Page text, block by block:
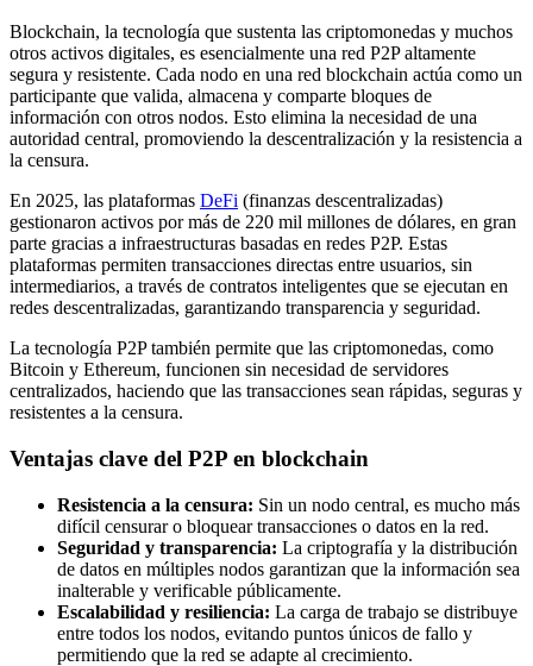
Blockchain, la tecnología que sustenta las criptomonedas y muchos
otros activos digitales, es esencialmente una red P2P altamente
segura y resistente. Cada nodo en una red blockchain actúa como un
participante que valida, almacena y comparte bloques de
información con otros nodos. Esto elimina la necesidad de una
autoridad central, promoviendo la descentralización y la resistencia a
la censura.
En 2025, las plataformas DeFi (finanzas descentralizadas)
gestionaron activos por más de 220 mil millones de dólares, en gran
parte gracias a infraestructuras basadas en redes P2P. Estas
plataformas permiten transacciones directas entre usuarios, sin
intermediarios, a través de contratos inteligentes que se ejecutan en
redes descentralizadas, garantizando transparencia y seguridad.
La tecnología P2P también permite que las criptomonedas, como
Bitcoin y Ethereum, funcionen sin necesidad de servidores
centralizados, haciendo que las transacciones sean rápidas, seguras y
resistentes a la censura.
Ventajas clave del P2P en blockchain
Resistencia a la censura: Sin un nodo central, es mucho más
difícil censurar o bloquear transacciones o datos en la red.
Seguridad y transparencia: La criptografía y la distribución
de datos en múltiples nodos garantizan que la información sea
inalterable y verificable públicamente.
Escalabilidad y resiliencia: La carga de trabajo se distribuye
entre todos los nodos, evitando puntos únicos de fallo y
permitiendo que la red se adapte al crecimiento.